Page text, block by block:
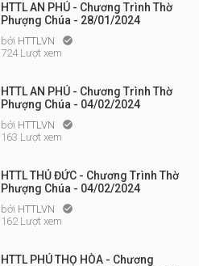
HTTL AN PHÚ - Chương Trình Thờ
Phượng Chúa - 28/01/2024
bởi HTTLVN 
724 Lượt xem
HTTL AN PHÚ - Chương Trình Thờ
Phượng Chúa - 04/02/2024
bởi HTTLVN 
163 Lượt xem
HTTL THỦ ĐỨC - Chương Trình Thờ
Phượng Chúa - 04/02/2024
bởi HTTLVN 
162 Lượt xem
HTTL PHÚ THỌ HÒA - Chương